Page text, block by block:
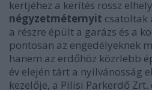
kertjéhez a kerítés rossz
négyzetméternyit csatoltak
a részre épült a garázs és a
pontosan az engedélyeknek
hanem az erdőhöz közrlebb
év elején tárt a nyilvánosság
kezelője, a Pilisi Parkerdő Zrt.